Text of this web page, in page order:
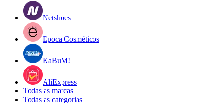
Netshoes
Epoca Cosméticos
KaBuM!
AliExpress
Todas as marcas
Todas as categorias